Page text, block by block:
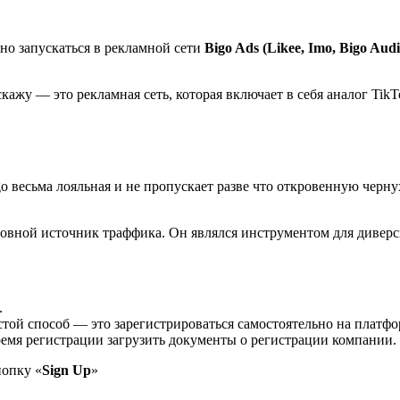
запускаться в рекламной сети Bigo Ads (Likee, Imo, Bigo
— это рекламная сеть, которая включает в себя аналог
лояльная и не пропускает разве что откровенную
источник траффика. Он являлся инструментом для
способ — это зарегистрироваться самостоятельно на
регистрации загрузить документы о регистрации компании.
«Sign Up»